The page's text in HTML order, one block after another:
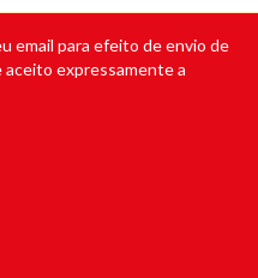
email para efeito de envio de
expressamente a